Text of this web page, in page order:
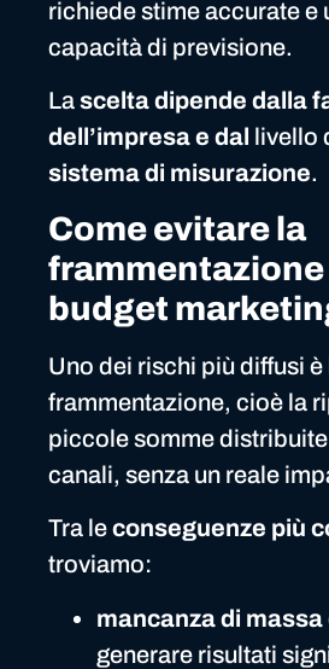
richiede stime accurate e
capacità di previsione.
Lascelta dipende dalla
dell’impresa e dal livello
sistema di misurazione.
Come evitare la
frammentazione
budget
Uno dei rischi più diffusi è
frammentazione, cioè la
piccole somme
canali, senza un reale
Tra leconseguenze più
troviamo:
mancanza di
generare risultati